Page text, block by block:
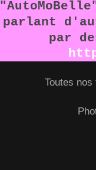
parlant
par
Toutes